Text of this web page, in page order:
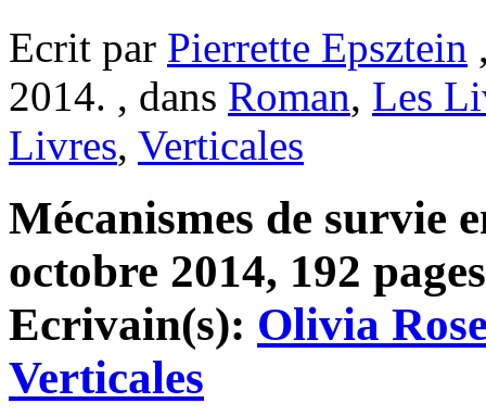
Ecrit par Pierrette Epsztein
2014. , dans Roman, Les
Livres, Verticales
Mécanismes de survie
octobre 2014, 192
Ecrivain(s): Olivia
Verticales